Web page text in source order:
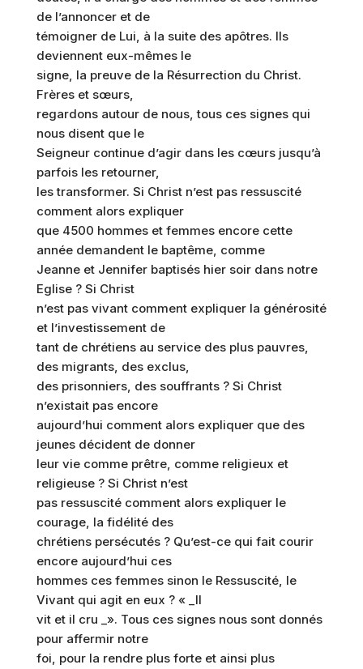
de l’annoncer et de
témoigner de Lui, à la suite des apôtres. Ils
deviennent eux-mêmes le
signe, la preuve de la Résurrection du Christ.
Frères et sœurs,
regardons autour de nous, tous ces signes qui
nous disent que le
Seigneur continue d’agir dans les cœurs jusqu’à
parfois les retourner,
les transformer. Si Christ n’est pas ressuscité
comment alors expliquer
que 4500 hommes et femmes encore cette
année demandent le baptême, comme
Jeanne et Jennifer baptisés hier soir dans notre
Eglise ? Si Christ
n’est pas vivant comment expliquer la générosité
et l’investissement de
tant de chrétiens au service des plus pauvres,
des migrants, des exclus,
des prisonniers, des souffrants ? Si Christ
n’existait pas encore
aujourd’hui comment alors expliquer que des
jeunes décident de donner
leur vie comme prêtre, comme religieux et
religieuse ? Si Christ n’est
pas ressuscité comment alors expliquer le
courage, la fidélité des
chrétiens persécutés ? Qu’est-ce qui fait courir
encore aujourd’hui ces
hommes ces femmes sinon le Ressuscité, le
Vivant qui agit en eux ? « _Il
vit et il cru _». Tous ces signes nous sont donnés
pour affermir notre
foi, pour la rendre plus forte et ainsi plus